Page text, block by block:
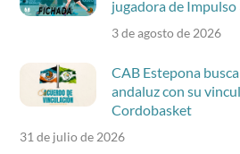
jugadora de
3 de agosto de 2026
CAB Estepona
andaluz con su
Cordobasket
31 de julio de 2026